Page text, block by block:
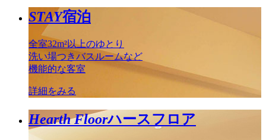
STAY宿泊
全室32m²以上のゆとり
洗い場つきバスルームなど
機能的な客室
詳細をみる
Hearth Floorハースフロア